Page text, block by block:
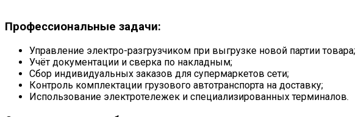
Профессиональные задачи:
Управление электро-разгрузчиком при выгрузке новой партии товара;
Учёт документации и сверка по накладным;
Сбор индивидуальных заказов для супермаркетов сети;
Контроль комплектации грузового автотранспорта на доставку;
Использование электротележек и специализированных терминалов.